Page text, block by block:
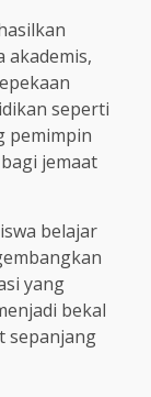
akademis,
seperti
pemimpin
jemaat
belajar
yang
bekal
sepanjang